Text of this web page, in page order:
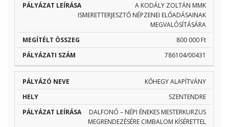
A KODÁLY ZOLTÁN MMK
ISMERETTERJESZTŐ NÉPZENEI ELŐADÁSAINAK
MEGVALÓSÍTÁSÁRA
800 000 Ft
786104/00431
KŐHEGY ALAPÍTVÁNY
SZENTENDRE
DALFONÓ – NÉPI ÉNEKES MESTERKURZUS
MEGRENDEZÉSÉRE CIMBALOM KÍSÉRETTEL